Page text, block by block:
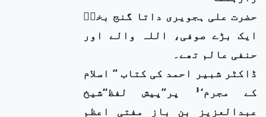
حضرت علی ہجویری داتا گنج بخشؒ
ایک بڑے صوفی، اللہ والے اور
حنفی عالم تھے۔
ڈاکٹر شبیر احمد کی کتاب ’’ اسلام
کے مجرم‘‘ُ پر’’پیش لفظ‘‘شیخ
عبدالعزیز بن باز مفتی اعظم